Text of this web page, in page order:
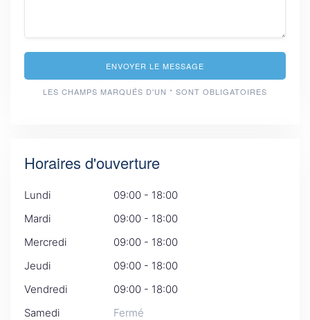
ENVOYER LE MESSAGE
LES CHAMPS MARQUÉS D'UN * SONT OBLIGATOIRES
Horaires d'ouverture
Lundi
09:00 - 18:00
Mardi
09:00 - 18:00
Mercredi
09:00 - 18:00
Jeudi
09:00 - 18:00
Vendredi
09:00 - 18:00
Samedi
Fermé